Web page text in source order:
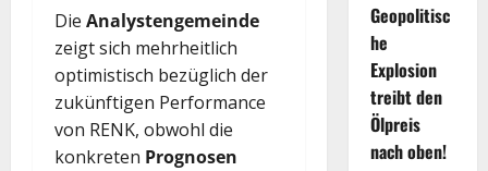
Die Analystengemeinde
zeigt sich mehrheitlich
optimistisch bezüglich der
zukünftigen Performance
von RENK, obwohl die
konkreten Prognosen
Geopolitisc
he
Explosion
treibt den
Ölpreis
nach oben!